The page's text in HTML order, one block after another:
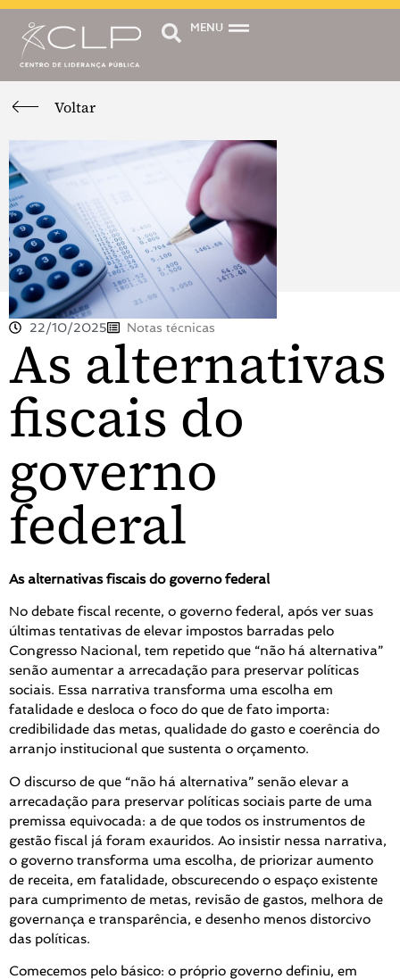
MENU
Voltar
22/10/2025 Notas técnicas
As alternativas
fiscais do
governo
federal
As alternativas fiscais do governo federal
No debate fiscal recente, o governo federal, após ver suas
últimas tentativas de elevar impostos barradas pelo
Congresso Nacional, tem repetido que “não há alternativa”
senão aumentar a arrecadação para preservar políticas
sociais. Essa narrativa transforma uma escolha em
fatalidade e desloca o foco do que de fato importa:
credibilidade das metas, qualidade do gasto e coerência do
arranjo institucional que sustenta o orçamento.
O discurso de que “não há alternativa” senão elevar a
arrecadação para preservar políticas sociais parte de uma
premissa equivocada: a de que todos os instrumentos de
gestão fiscal já foram exauridos. Ao insistir nessa narrativa,
o governo transforma uma escolha, de priorizar aumento
de receita, em fatalidade, obscurecendo o espaço existente
para cumprimento de metas, revisão de gastos, melhora de
governança e transparência, e desenho menos distorcivo
das políticas.
Comecemos pelo básico: o próprio governo definiu, em